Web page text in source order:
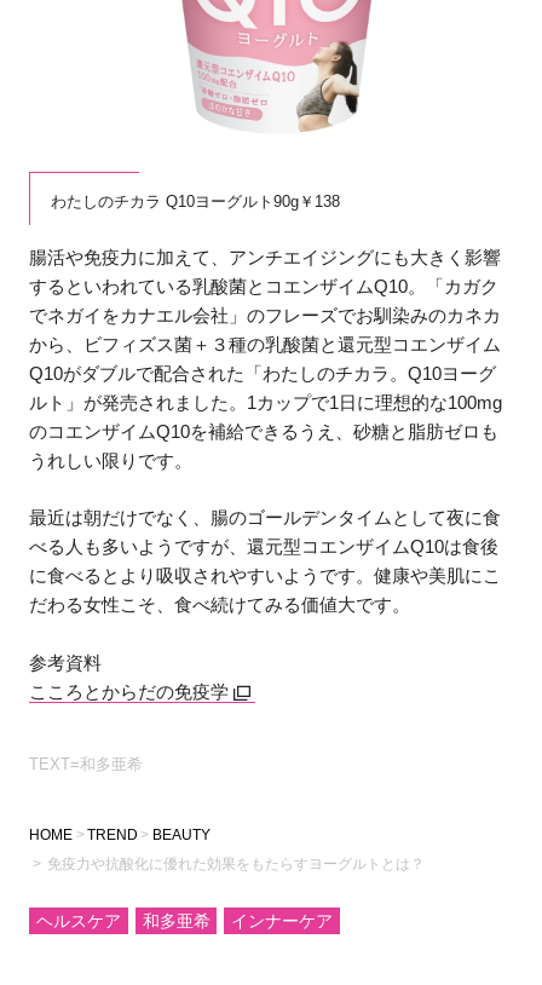
わたしのチカラ Q10ヨーグルト90g￥138
腸活や免疫力に加えて、アンチエイジングにも大きく影響
するといわれている乳酸菌とコエンザイムQ10。「カガク
でネガイをカナエル会社」のフレーズでお馴染みのカネカ
から、ビフィズス菌＋３種の乳酸菌と還元型コエンザイム
Q10がダブルで配合された「わたしのチカラ。Q10ヨーグ
ルト」が発売されました。1カップで1日に理想的な100mg
のコエンザイムQ10を補給できるうえ、砂糖と脂肪ゼロも
うれしい限りです。
最近は朝だけでなく、腸のゴールデンタイムとして夜に食
べる人も多いようですが、還元型コエンザイムQ10は食後
に食べるとより吸収されやすいようです。健康や美肌にこ
だわる女性こそ、食べ続けてみる価値大です。
参考資料
こころとからだの免疫学
TEXT=和多亜希
HOME TREND
BEAUTY
免疫力や抗酸化に優れた効果をもたらすヨーグルトとは？
ヘルスケア 和多亜希 インナーケア